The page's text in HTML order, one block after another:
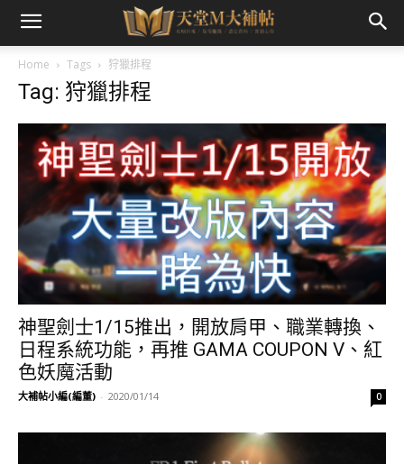
Home Tags 狩獵排程
Tag: 狩獵排程
神聖劍士1/15推出，開放肩甲、職業轉換、
日程系統功能，再推 GAMA COUPON V、紅
色妖魔活動
大補帖小編(編董) - 2020/01/14 0